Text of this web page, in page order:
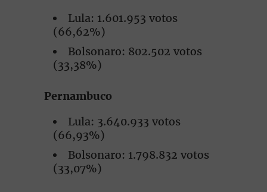
Lula: 1.601.953 votos
(66,62%)
Bolsonaro: 802.502 votos
(33,38%)
Pernambuco
Lula: 3.640.933 votos
(66,93%)
Bolsonaro: 1.798.832 votos
(33,07%)